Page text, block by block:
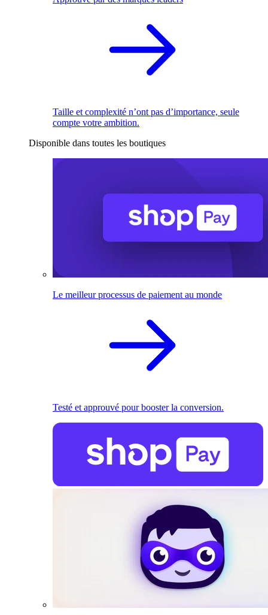
Taille et complexité n’ont pas d’importance, seule
compte votre ambition.
Disponible dans toutes les boutiques
Le meilleur processus de paiement au monde
Testé et approuvé pour booster la conversion.